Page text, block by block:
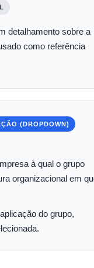
detalhamento sobre a
como referência
(DROPDOWN)
à qual o grupo
organizacional em
do grupo,